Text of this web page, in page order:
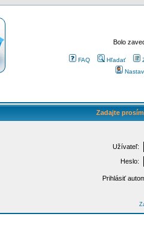
Bolo
FAQ Hľadať
Zadajte
Užívateľ:
Heslo:
Prihlásiť